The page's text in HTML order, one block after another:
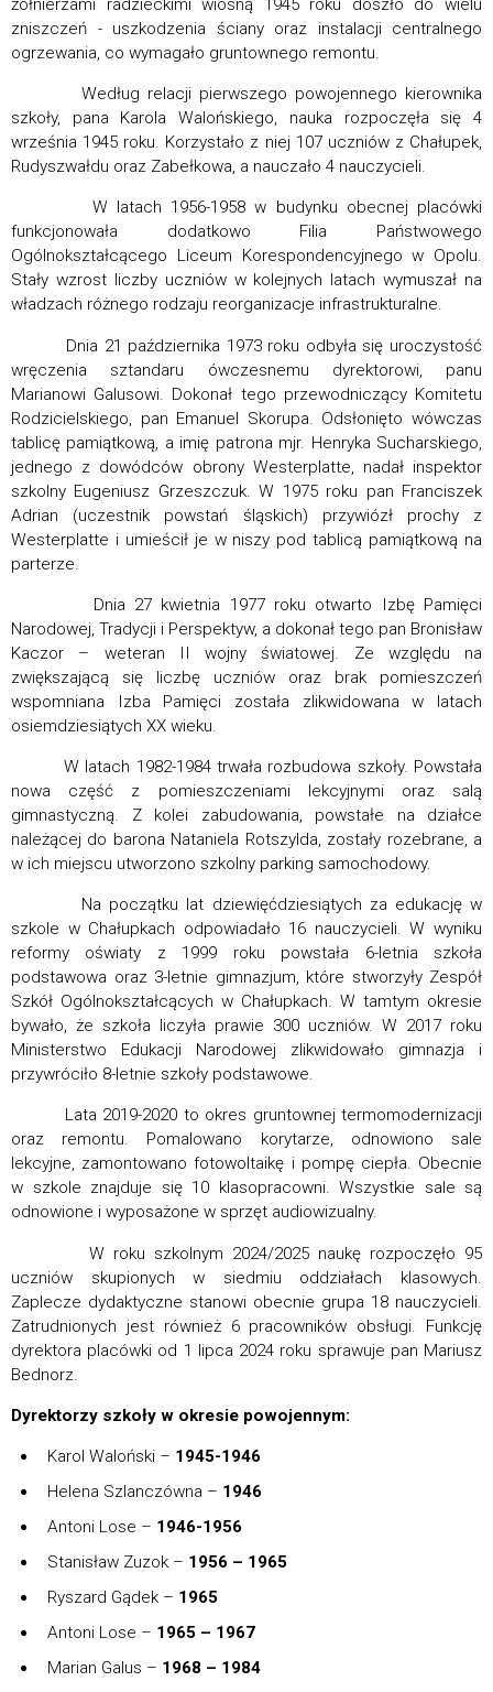
żołnierzami radzieckimi wiosną 1945 roku doszło do wielu
zniszczeń - uszkodzenia ściany oraz instalacji centralnego
ogrzewania, co wymagało gruntownego remontu.
Według relacji pierwszego powojennego kierownika
szkoły, pana Karola Walońskiego, nauka rozpoczęła się 4
września 1945 roku. Korzystało z niej 107 uczniów z Chałupek,
Rudyszwałdu oraz Zabełkowa, a nauczało 4 nauczycieli.
W latach 1956-1958 w budynku obecnej placówki
funkcjonowała dodatkowo Filia Państwowego
Ogólnokształcącego Liceum Korespondencyjnego w Opolu.
Stały wzrost liczby uczniów w kolejnych latach wymuszał na
władzach różnego rodzaju reorganizacje infrastrukturalne.
Dnia 21 października 1973 roku odbyła się uroczystość
wręczenia sztandaru ówczesnemu dyrektorowi, panu
Marianowi Galusowi. Dokonał tego przewodniczący Komitetu
Rodzicielskiego, pan Emanuel Skorupa. Odsłonięto wówczas
tablicę pamiątkową, a imię patrona mjr. Henryka Sucharskiego,
jednego z dowódców obrony Westerplatte, nadał inspektor
szkolny Eugeniusz Grzeszczuk. W 1975 roku pan Franciszek
Adrian (uczestnik powstań śląskich) przywiózł prochy z
Westerplatte i umieścił je w niszy pod tablicą pamiątkową na
parterze.
Dnia 27 kwietnia 1977 roku otwarto Izbę Pamięci
Narodowej, Tradycji i Perspektyw, a dokonał tego pan Bronisław
Kaczor – weteran II wojny światowej. Ze względu na
zwiększającą się liczbę uczniów oraz brak pomieszczeń
wspomniana Izba Pamięci została zlikwidowana w latach
osiemdziesiątych XX wieku.
W latach 1982-1984 trwała rozbudowa szkoły. Powstała
nowa część z pomieszczeniami lekcyjnymi oraz salą
gimnastyczną. Z kolei zabudowania, powstałe na działce
należącej do barona Nataniela Rotszylda, zostały rozebrane, a
w ich miejscu utworzono szkolny parking samochodowy.
Na początku lat dziewięćdziesiątych za edukację w
szkole w Chałupkach odpowiadało 16 nauczycieli. W wyniku
reformy oświaty z 1999 roku powstała 6-letnia szkoła
podstawowa oraz 3-letnie gimnazjum, które stworzyły Zespół
Szkół Ogólnokształcących w Chałupkach. W tamtym okresie
bywało, że szkoła liczyła prawie 300 uczniów. W 2017 roku
Ministerstwo Edukacji Narodowej zlikwidowało gimnazja i
przywróciło 8-letnie szkoły podstawowe.
Lata 2019-2020 to okres gruntownej termomodernizacji
oraz remontu. Pomalowano korytarze, odnowiono sale
lekcyjne, zamontowano fotowoltaikę i pompę ciepła. Obecnie
w szkole znajduje się 10 klasopracowni. Wszystkie sale są
odnowione i wyposażone w sprzęt audiowizualny.
W roku szkolnym 2024/2025 naukę rozpoczęło 95
uczniów skupionych w siedmiu oddziałach klasowych.
Zaplecze dydaktyczne stanowi obecnie grupa 18 nauczycieli.
Zatrudnionych jest również 6 pracowników obsługi. Funkcję
dyrektora placówki od 1 lipca 2024 roku sprawuje pan Mariusz
Bednorz.
Dyrektorzy szkoły w okresie powojennym:
Karol Waloński – 1945-1946
Helena Szlanczówna – 1946
Antoni Lose – 1946-1956
Stanisław Zuzok – 1956 – 1965
Ryszard Gądek – 1965
Antoni Lose – 1965 – 1967
Marian Galus – 1968 – 1984